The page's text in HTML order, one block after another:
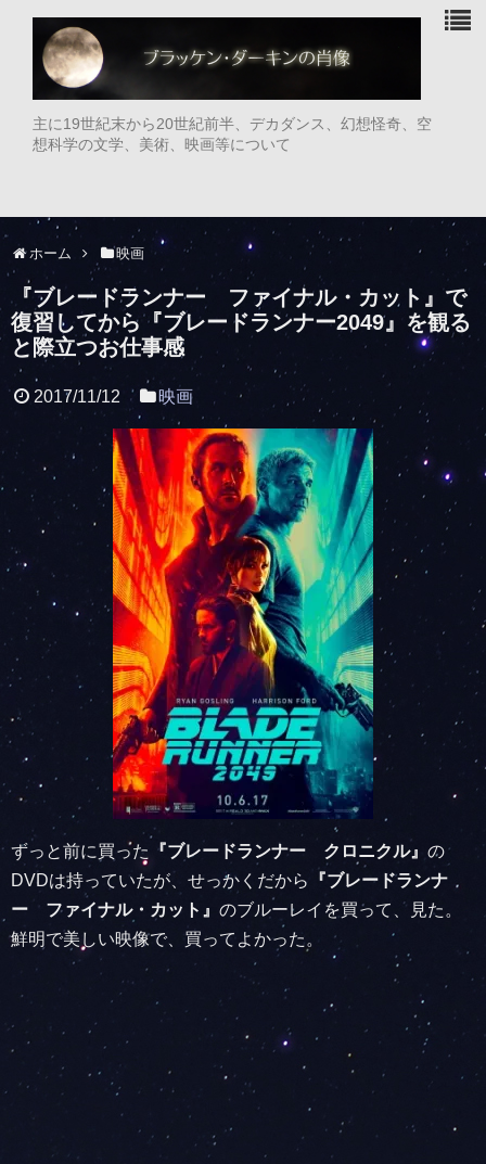
主に19世紀末から20世紀前半、デカダンス、幻想怪奇、空
想科学の文学、美術、映画等について
ホーム 映画
『ブレードランナー ファイナル・カット』で
復習してから『ブレードランナー2049』を観る
と際立つお仕事感
2017/11/12 映画
ずっと前に買った 『ブレードランナー クロニクル』 の
DVDは持っていたが、せっかくだから
『ブレードランナ
ー ファイナル・カット』 のブルーレイを買って、見た。
鮮明で美しい映像で、買ってよかった。